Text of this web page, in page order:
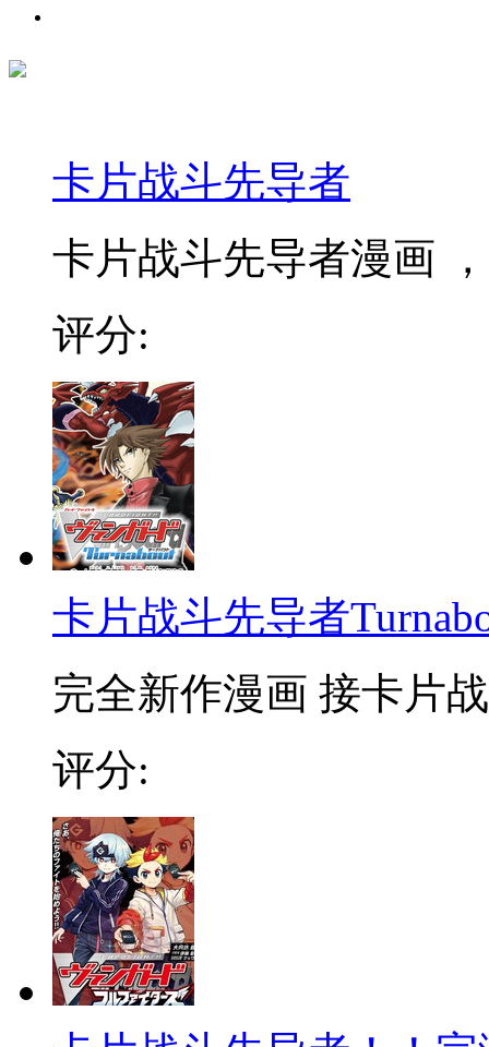
卡片战斗先导者
卡片战斗先导者漫画
评分:
卡片战斗先导者
完全新作漫画 接卡片
评分: